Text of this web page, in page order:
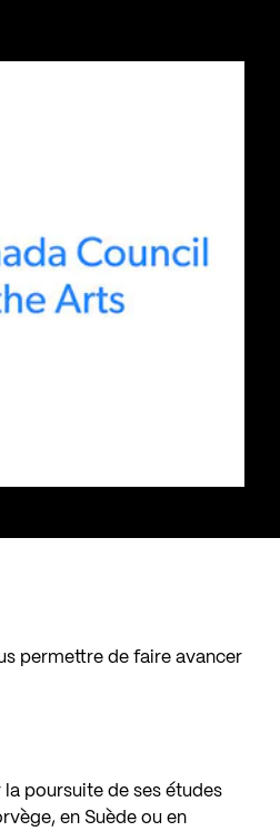
permettre de faire avancer
poursuite de ses études
en Suède ou en